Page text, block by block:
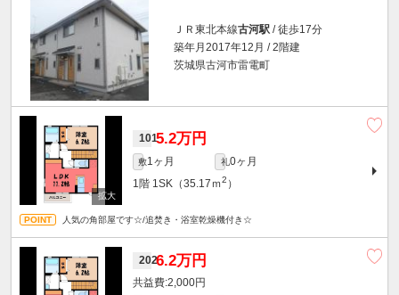
ＪＲ東北本線古河駅 / 徒歩17分
築年月2017年12月 / 2階建
茨城県古河市雷電町
1015.2万円
敷1ヶ月 礼0ヶ月
1階 1SK（35.17ｍ2 ）
人気の角部屋です☆/追焚き・浴室乾燥機付き☆
2026.2万円
2,000円